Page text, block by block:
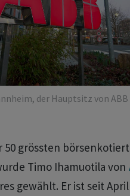
der Hauptsitz von
50 grössten
Timo Ihamuotila von
gewählt. Er ist seit